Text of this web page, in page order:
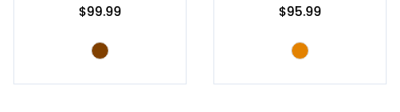
$99.99 $95.99